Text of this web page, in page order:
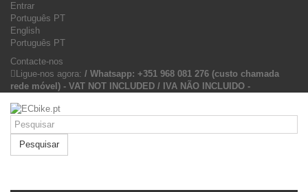
Entrar
Português PT
English
Português PT
Contacte-nos
Ligue-nos agora: / Whatsapp: +351 968 081 276 (custo chamada
rede móvel) - VAT NOT INCLUDED / IVA NÃO INCLUIDO -
Pesquisar